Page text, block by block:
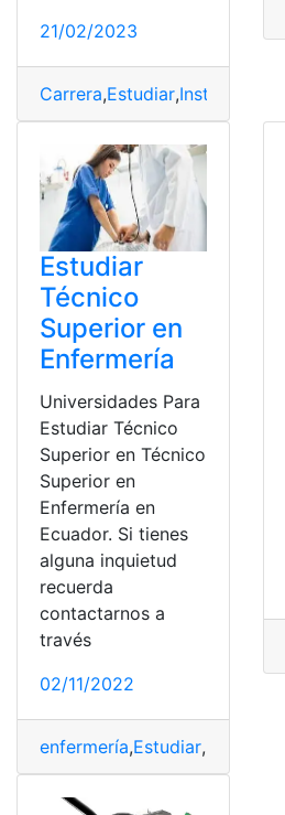
21/02/2023
Carrera,Estudiar,Instituto
Estudiar
Técnico
Superior en
Enfermería
Universidades Para
Estudiar Técnico
Superior en Técnico
Superior en
Enfermería en
Ecuador. Si tienes
alguna inquietud
recuerda
contactarnos a
través
02/11/2022
enfermería,Estudiar,